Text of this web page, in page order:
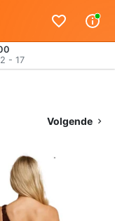
- 17
Volgende